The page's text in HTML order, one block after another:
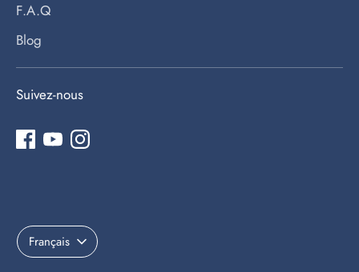
F.A.Q
Blog
Suivez-nous
Langue
Français